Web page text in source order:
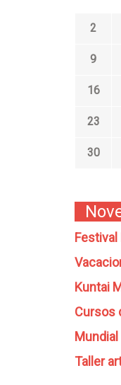
2
9
16
23
30
Kuntai
Cursos
Taller